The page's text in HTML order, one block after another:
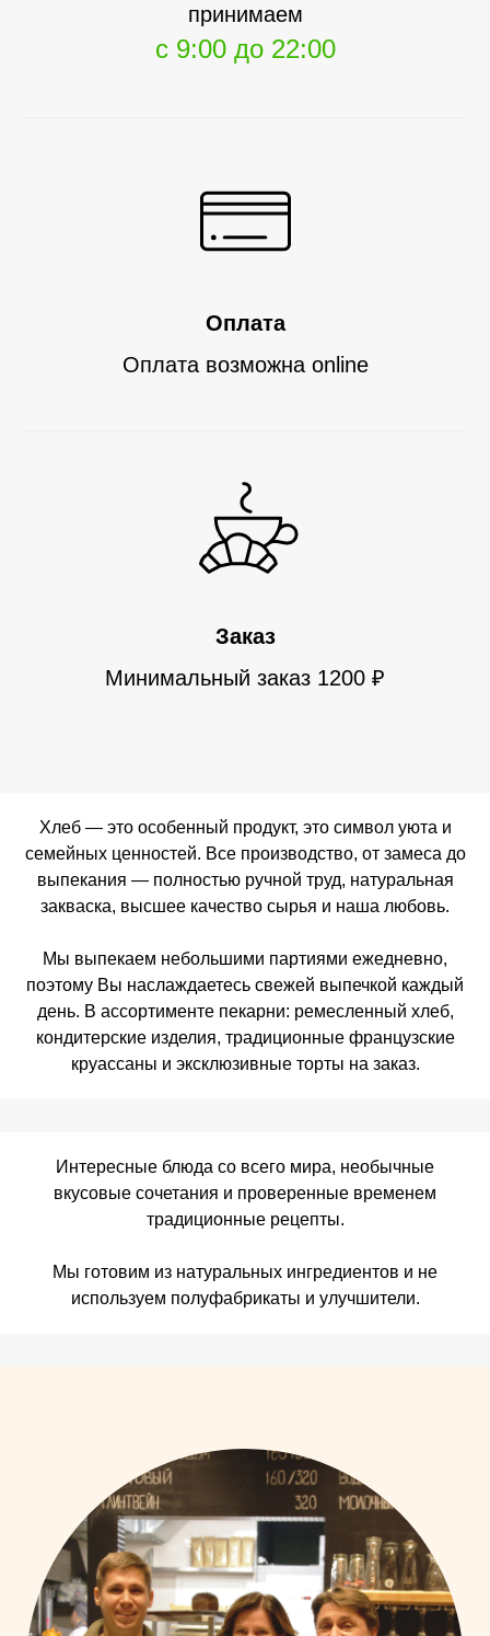
принимаем
с 9:00 до 22:00
Оплата
Оплата возможна online
Заказ
Минимальный заказ 1200 ₽
Хлеб — это особенный продукт, это символ уюта и
семейных ценностей. Все производство, от замеса до
выпекания — полностью ручной труд, натуральная
закваска, высшее качество сырья и наша любовь.
Мы выпекаем небольшими партиями ежедневно,
поэтому Вы наслаждаетесь свежей выпечкой каждый
день. В ассортименте пекарни: ремесленный хлеб,
кондитерские изделия, традиционные французские
круассаны и эксклюзивные торты на заказ.
Интересные блюда со всего мира, необычные
вкусовые сочетания и проверенные временем
традиционные рецепты.
Мы готовим из натуральных ингредиентов и не
используем полуфабрикаты и улучшители.